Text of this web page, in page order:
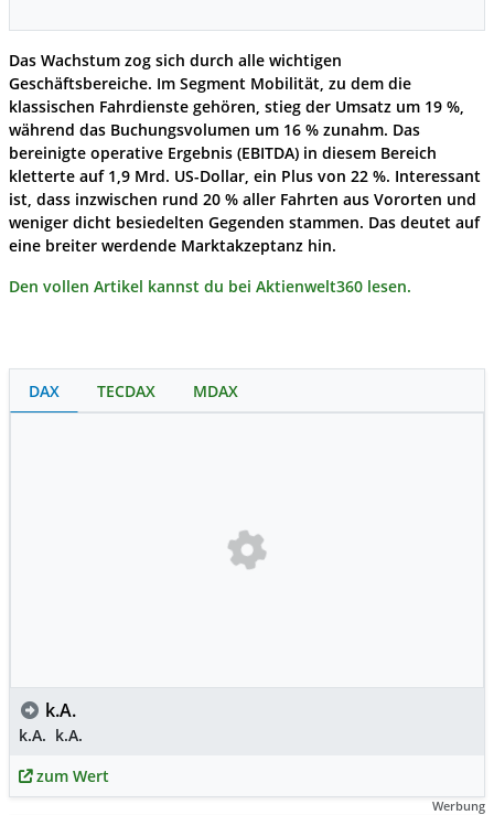
Das Wachstum zog sich durch alle wichtigen
Geschäftsbereiche. Im Segment Mobilität, zu dem die
klassischen Fahrdienste gehören, stieg der Umsatz um 19 %,
während das Buchungsvolumen um 16 % zunahm. Das
bereinigte operative Ergebnis (EBITDA) in diesem Bereich
kletterte auf 1,9 Mrd. US-Dollar, ein Plus von 22 %. Interessant
ist, dass inzwischen rund 20 % aller Fahrten aus Vororten und
weniger dicht besiedelten Gegenden stammen. Das deutet auf
eine breiter werdende Marktakzeptanz hin.
Den vollen Artikel kannst du bei Aktienwelt360 lesen.
DAX TECDAX MDAX
k.A.
k.A. k.A.
zum Wert
Werbung